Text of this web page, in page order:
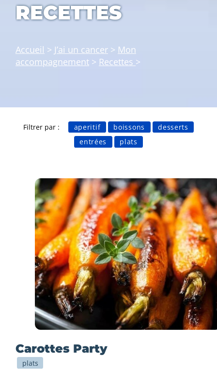
RECETTES
Accueil > J’ai un cancer > Mon
accompagnement > Recettes >
Filtrer par : aperitif boissons
desserts
entrées
plats
Carottes Party
plats